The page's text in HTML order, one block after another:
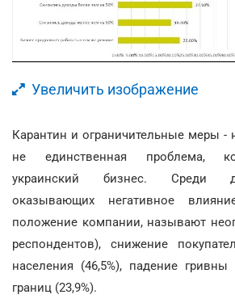
Увеличить изображение
Карантин и ограничительные меры -
не единственная проблема,
украинский бизнес. Среди
оказывающих негативное
положение компании, называют
респондентов), снижение
населения (46,5%), падение гривны
границ (23,9%).